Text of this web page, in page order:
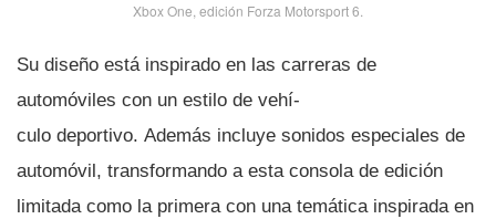
Xbox One, edición Forza Motorsport 6.
Su diseño está inspirado en las carreras de
automóviles con un estilo de vehí­
culo deportivo. Además incluye sonidos especiales de
automóvil, transformando a esta consola de edición
limitada como la primera con una temática inspirada en